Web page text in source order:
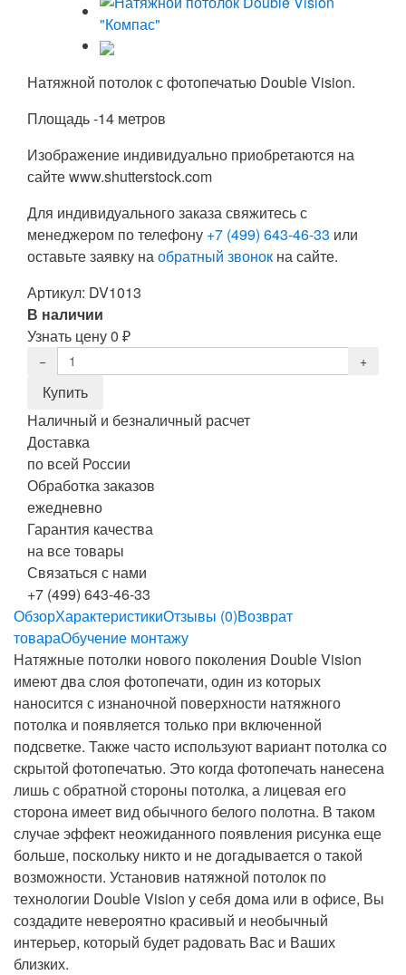
Натяжной потолок с фотопечатью Double Vision.
Площадь -14 метров
Изображение индивидуально приобретаются на
сайте www.shutterstock.com
Для индивидуального заказа свяжитесь с
менеджером по телефону +7 (499) 643-46-33 или
оставьте заявку наобратный звонок на сайте.
Артикул: DV1013
В наличии
Узнать цену0 ₽
Наличный и безналичный расчет
Доставка
по всей России
Обработка заказов
ежедневно
Гарантия качества
на все товары
Связаться с нами
+7 (499) 643-46-33
ОбзорХарактеристикиОтзывы (0)Возврат
товараОбучение монтажу
Натяжные потолки нового поколения DoubleVision
имеютдваслоя фотопечати, один из которых
наносится с изнаночной поверхности натяжного
потолка и появляется только при включенной
подсветке. Также часто используют вариант потолкасо
скрытой фотопечатью. Это когдафотопечать нанесена
лишьсобратной стороны потолка, алицевая его
сторона имеет видобычного белого полотна. В таком
случаеэффект неожиданного появления рисункаеще
больше, поскольку никто и недогадывается отакой
возможности. Установив натяжной потолок по
технологии DoubleVision усебя дома или в офисе, Вы
создадите невероятно красивый и необычный
интерьер, который будет радовать Вас и Ваших
близких.